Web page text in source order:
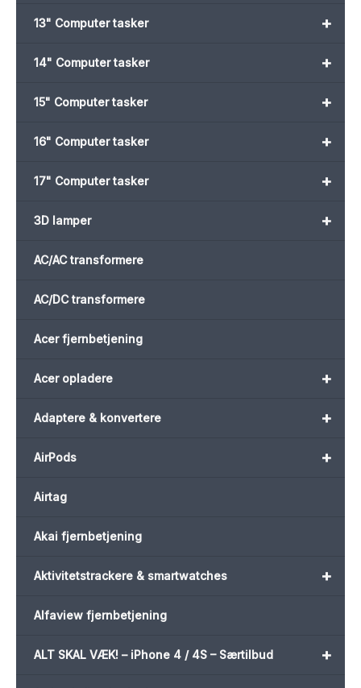
+
13" Computer tasker
+
14" Computer tasker
+
15" Computer tasker
+
16" Computer tasker
+
17" Computer tasker
+
3D lamper
AC/AC transformere
AC/DC transformere
Acer fjernbetjening
+
Acer opladere
+
Adaptere & konvertere
+
AirPods
Airtag
Akai fjernbetjening
+
Aktivitetstrackere & smartwatches
Alfaview fjernbetjening
+
ALT SKAL VÆK! – iPhone 4 / 4S – Særtilbud